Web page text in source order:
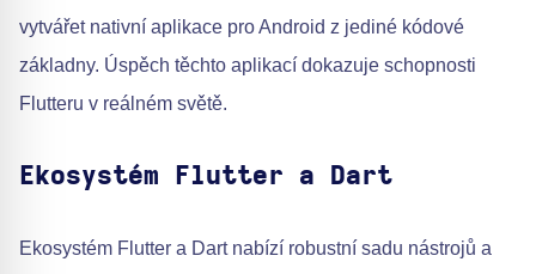
vytvářet nativní aplikace pro Android z jediné kódové
základny. Úspěch těchto aplikací dokazuje schopnosti
Flutteru v reálném světě.
Ekosystém Flutter a Dart
Ekosystém Flutter a Dart nabízí robustní sadu nástrojů a